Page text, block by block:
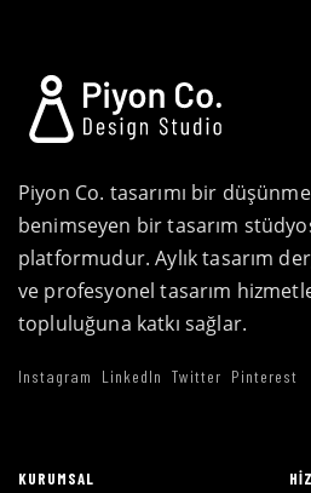
Piyon Co. tasarımı bir
benimseyen bir tasarım
platformudur. Aylık tasarım
ve profesyonel tasarım
topluluğuna katkı sağlar.
Instagram LinkedIn Twitter Pinterest
KURUMSAL